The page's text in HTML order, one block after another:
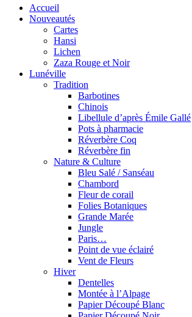
Accueil
Nouveautés
Cartes
Hansi
Lichen
Zaza Rouge et Noir
Lunéville
Tradition
Barbotines
Chinois
Libellule d’après Émile Gallé
Pots à pharmacie
Réverbère Coq
Réverbère fin
Nature & Culture
Bleu Salé / Sanséau
Chambord
Fleur de corail
Folies Botaniques
Grande Marée
Jungle
Paris…
Point de vue éclairé
Vent de Fleurs
Hiver
Dentelles
Montée à l’Alpage
Papier Découpé Blanc